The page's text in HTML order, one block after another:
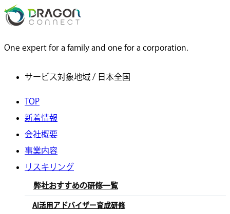
One expert for a family and one for a corporation.
サービス対象地域 / 日本全国
TOP
新着情報
会社概要
事業内容
リスキリング
弊社おすすめの研修一覧
AI活用アドバイザー育成研修